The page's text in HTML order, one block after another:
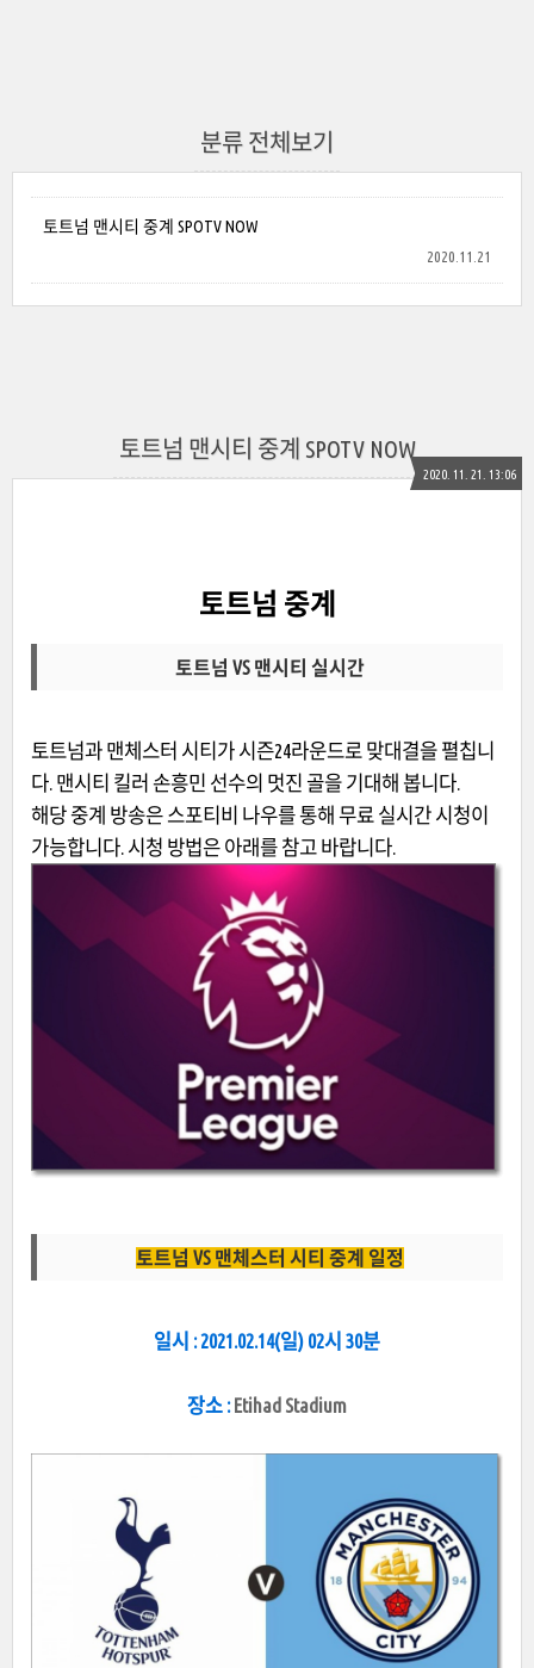
분류 전체보기
토트넘 맨시티 중계 SPOTV NOW
2020.11.21
토트넘 맨시티 중계 SPOTV NOW
2020. 11. 21. 13:06
토트넘 중계
토트넘 VS 맨시티 실시간
토트넘과 맨체스터 시티가 시즌24라운드로 맞대결을 펼칩니
다. 맨시티 킬러 손흥민 선수의 멋진 골을 기대해 봅니다.
해당 중계 방송은 스포티비 나우를 통해 무료 실시간 시청이
가능합니다. 시청 방법은 아래를 참고 바랍니다.
토트넘 VS 맨체스터 시티 중계 일정
일시 : 2021.02.14(일) 02시 30분
장소 :Etihad Stadium